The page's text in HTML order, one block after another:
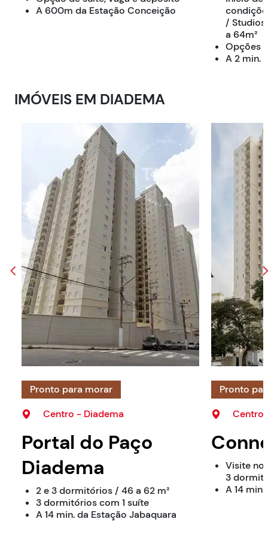
A 600m da Estação Conceição
/
a 64m²
Opções
A 2 min.
IMÓVEIS EM DIADEMA
Pronto para morar
Centro - Diadema
Portal do Paço
Diadema
2 e 3 dormitórios / 46 a 62 m²
3 dormitórios com 1 suíte
A 14 min. da Estação Jabaquara
Pronto
Centro
Visite
3
A 14